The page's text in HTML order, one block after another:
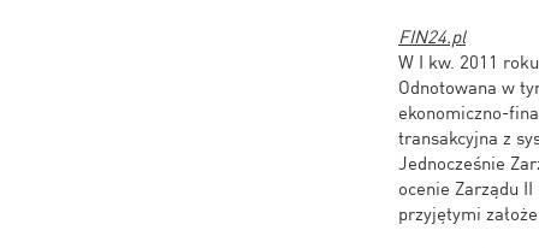
FIN24.pl
W I kw. 2011
Odnotowana w
ekonomiczno-
transakcyjna z
Jednocześnie
ocenie Zarządu
przyjętymi